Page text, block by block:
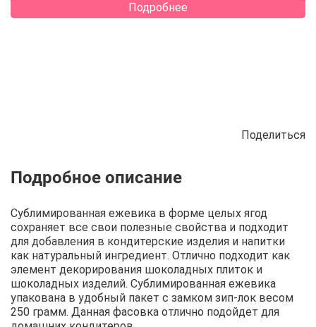
Подробнее
Поделиться
Описание Отзывы Рецепты
Сублимированная ежевика в форме целых ягод
сохраняет все свои полезные свойства и подходит
для добавления в кондитерские изделия и напитки
как натуральный ингредиент. Отлично подходит как
элемент декорирования шоколадных плиток и
шоколадных изделий. Сублимированная ежевика
упакована в удобный пакет с замком зип-лок весом
250 грамм. Данная фасовка отлично подойдет для